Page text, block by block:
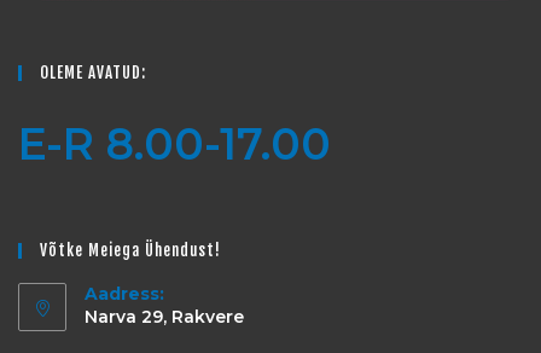
OLEME AVATUD:
E-R 8.00-17.00
Võtke Meiega Ühendust!
Aadress:
Narva 29, Rakvere